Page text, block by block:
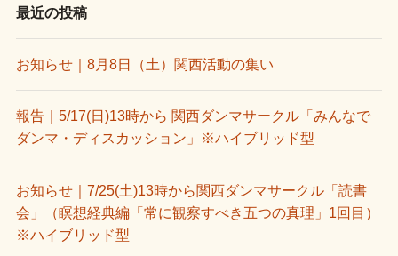
最近の投稿
お知らせ｜8月8日（土）関西活動の集い
報告｜5/17(日)13時から 関西ダンマサークル「みんなで
ダンマ・ディスカッション」※ハイブリッド型
お知らせ｜7/25(土)13時から関西ダンマサークル「読書
会」（瞑想経典編「常に観察すべき五つの真理」1回目）
※ハイブリッド型